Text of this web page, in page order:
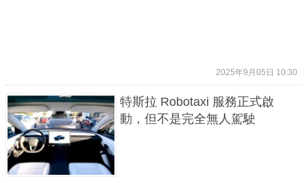
2025年9月05日 10:30
特斯拉 Robotaxi 服務正式啟
動，但不是完全無人駕駛